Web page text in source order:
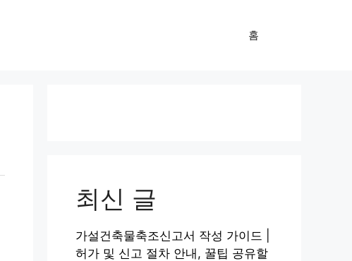
홈
최신 글
가설건축물축조신고서 작성 가이드 |
허가 및 신고 절차 안내, 꿀팁 공유할